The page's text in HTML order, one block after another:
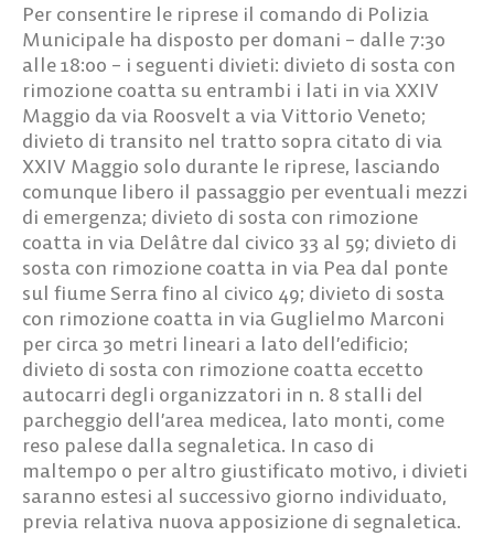
Per consentire le riprese il comando di Polizia
Municipale ha disposto per domani – dalle 7:30
alle 18:00 – i seguenti divieti: divieto di sosta con
rimozione coatta su entrambi i lati in via XXIV
Maggio da via Roosvelt a via Vittorio Veneto;
divieto di transito nel tratto sopra citato di via
XXIV Maggio solo durante le riprese, lasciando
comunque libero il passaggio per eventuali mezzi
di emergenza; divieto di sosta con rimozione
coatta in via Delâtre dal civico 33 al 59; divieto di
sosta con rimozione coatta in via Pea dal ponte
sul fiume Serra fino al civico 49; divieto di sosta
con rimozione coatta in via Guglielmo Marconi
per circa 30 metri lineari a lato dell’edificio;
divieto di sosta con rimozione coatta eccetto
autocarri degli organizzatori in n. 8 stalli del
parcheggio dell’area medicea, lato monti, come
reso palese dalla segnaletica. In caso di
maltempo o per altro giustificato motivo, i divieti
saranno estesi al successivo giorno individuato,
previa relativa nuova apposizione di segnaletica.